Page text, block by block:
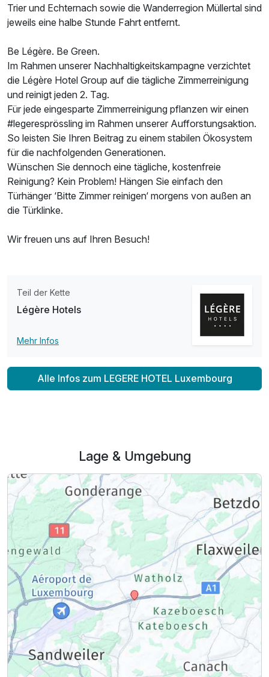
Ausstattung
Zusatznächte
Für 3 Tage p.P. ab174,00 €
Doppelzimmer Superior
Trier und Echternach sowie die Wanderregion Müllertal sind
jeweils eine halbe Stunde Fahrt entfernt.
Be Légère. Be Green.
Im Rahmen unserer Nachhaltigkeitskampagne verzichtet
die Légère Hotel Group auf die tägliche Zimmerreinigung
und reinigt jeden 2. Tag.
Für jede eingesparte Zimmerreinigung pflanzen wir einen
#legeresprössling im Rahmen unserer Aufforstungsaktion.
So leisten Sie Ihren Beitrag zu einem stabilen Ökosystem
für die nachfolgenden Generationen.
Wünschen Sie dennoch eine tägliche, kostenfreie
Reinigung? Kein Problem! Hängen Sie einfach den
Türhänger ‘Bitte Zimmer reinigen‘ morgens von außen an
die Türklinke.
Wir freuen uns auf Ihren Besuch!
Teil der Kette
Légère Hotels
Mehr Infos
Alle Infos zum LEGERE HOTEL Luxembourg
Lage & Umgebung